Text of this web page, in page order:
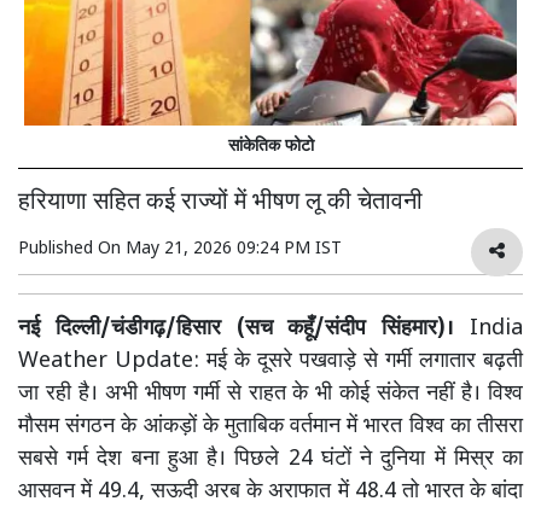
सांकेतिक फोटो
हरियाणा सहित कई राज्यों में भीषण लू की चेतावनी
Published On May 21, 2026 09:24 PM IST
नई दिल्ली/चंडीगढ़/हिसार (सच कहूँ/संदीप सिंहमार)। India
Weather Update: मई के दूसरे पखवाड़े से गर्मी लगातार बढ़ती
जा रही है। अभी भीषण गर्मी से राहत के भी कोई संकेत नहीं है। विश्व
मौसम संगठन के आंकड़ों के मुताबिक वर्तमान में भारत विश्व का तीसरा
सबसे गर्म देश बना हुआ है। पिछले 24 घंटों ने दुनिया में मिस्र का
आसवन में 49.4, सऊदी अरब के अराफात में 48.4 तो भारत के बांदा